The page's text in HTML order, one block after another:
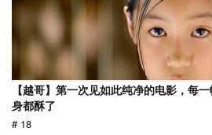
【越哥】第一次见如此纯净的电影，每
身都酥了
# 18